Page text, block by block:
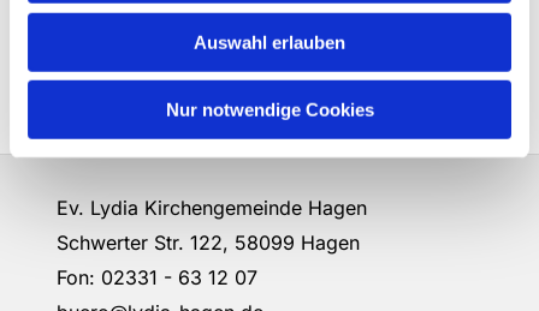
Auswahl erlauben
Nur notwendige Cookies
Ev. Lydia Kirchengemeinde Hagen
Schwerter Str. 122, 58099 Hagen
Fon: 02331 - 63 12 07